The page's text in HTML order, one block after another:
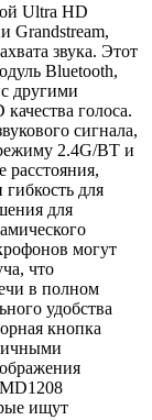
Ultra HD
Grandstream,
звука. Этот
Bluetooth,
другими
голоса.
сигнала,
2.4G/BT и
для
для
могут
что
в полном
удобства
кнопка
ищут